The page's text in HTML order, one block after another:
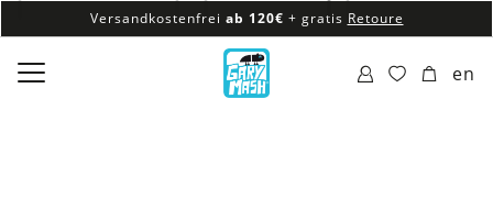
Versandkostenfrei ab 120€ + gratis Retoure
100% veganes & fair produziertes Sortiment
Versandkostenfrei ab 120€
en